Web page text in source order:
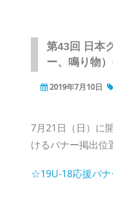
第43回 日本
ー、鳴り物
2019年7月10日
7月21日（日）に
けるバナー掲出位
☆19U-18応援バナ